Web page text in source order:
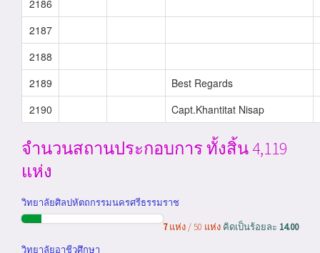
2186
2187
2188
2189
Best Regards
2190
Capt.Khantitat Nisap
จำนวนสถานประกอบการ ทั้งสิ้น 4,119
แห่ง
วิทยาลัยศิลปหัตถกรรมนครศรีธรรมราช
7แห่ง / 50 แห่ง คิดเป็นร้อยละ 14.00
วิทยาลัยอาชีวศึกษา